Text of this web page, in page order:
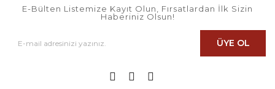
E-Bülten Listemize Kayıt Olun, Fırsatlardan İlk Sizin
Haberiniz Olsun!
ÜYE OL